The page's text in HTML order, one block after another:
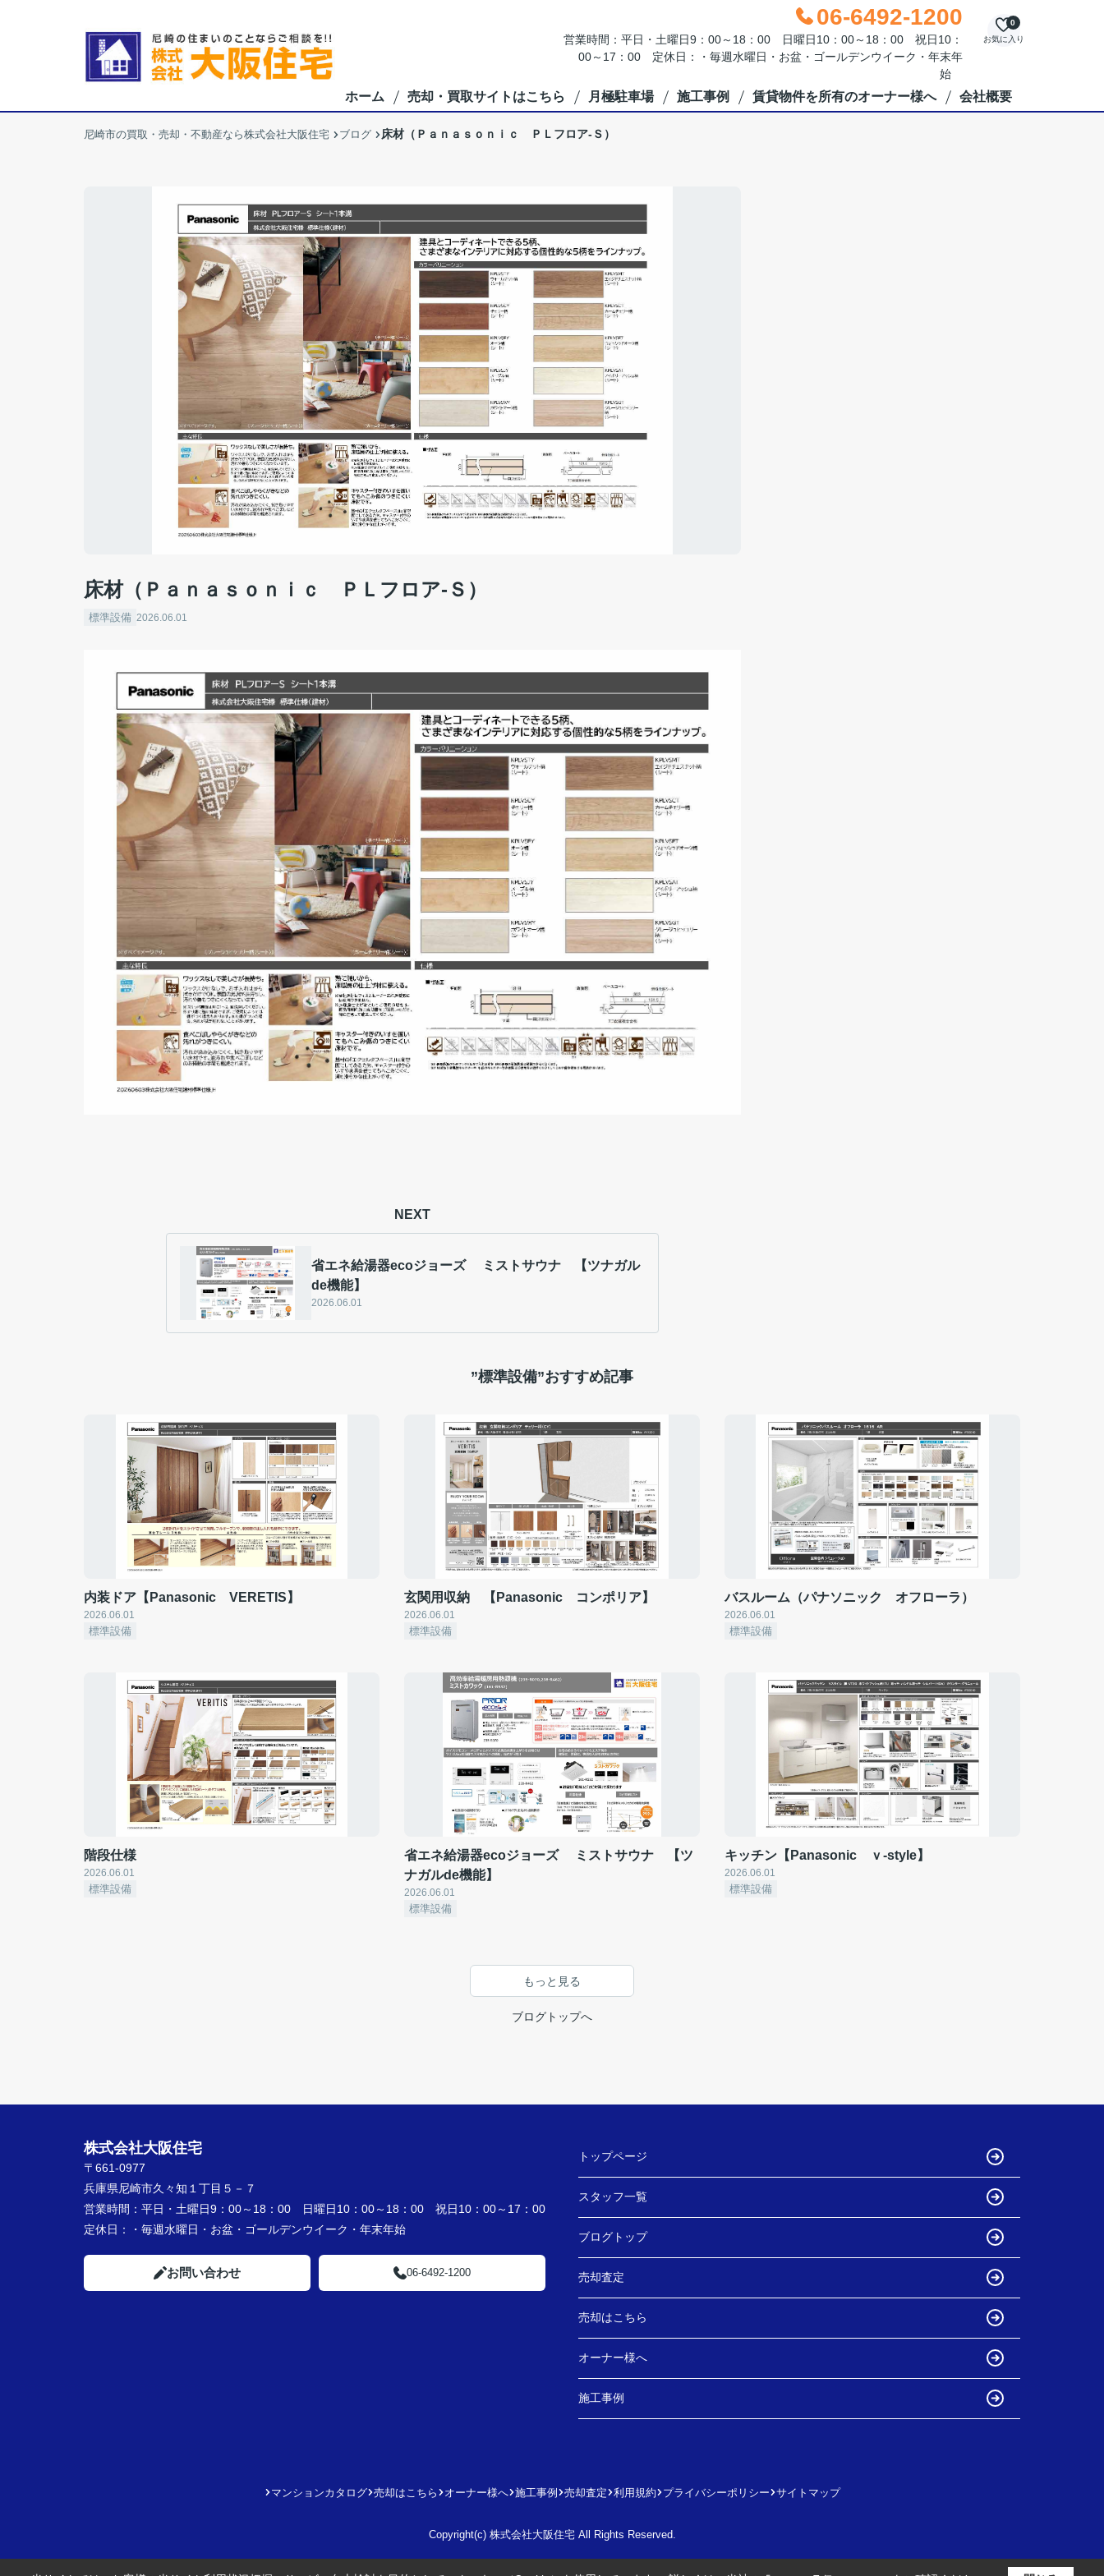
06-6492-1200
営業時間：平日・土曜日9：00～18：00 日曜日10：00～18：00 祝日10：
00～17：00 定休日：・毎週水曜日・お盆・ゴールデンウイーク・年末年
始
お気に入り
0
ホーム 売却・買取サイトはこちら 月極駐車場 施工事例 賃貸物件を所有のオーナー様へ 会社概要
尼崎市の買取・売却・不動産なら株式会社大阪住宅 ブログ 床材（Ｐａｎａｓｏｎｉｃ ＰＬフロア-Ｓ）
床材（Ｐａｎａｓｏｎｉｃ ＰＬフロア-Ｓ）
標準設備 2026.06.01
NEXT
省エネ給湯器ecoジョーズ ミストサウナ 【ツナガル
de機能】
2026.06.01
”標準設備”おすすめ記事
内装ドア【Panasonic VERETIS】
2026.06.01
標準設備
玄関用収納 【Panasonic コンポリア】
2026.06.01
標準設備
バスルーム（パナソニック オフローラ）
2026.06.01
標準設備
階段仕様
2026.06.01
標準設備
省エネ給湯器ecoジョーズ ミストサウナ 【ツ
ナガルde機能】
2026.06.01
標準設備
キッチン【Panasonic ｖ-style】
2026.06.01
標準設備
もっと見る
ブログトップへ
株式会社大阪住宅
〒661-0977
兵庫県尼崎市久々知１丁目５－７
営業時間： 平日・土曜日9：00～18：00 日曜日10：00～18：00 祝日10：00～17：00
定休日：
・毎週水曜日・お盆・ゴールデンウイーク・年末年始
お問い合わせ 06-6492-1200
トップページ
スタッフ一覧
ブログトップ
売却査定
売却はこちら
オーナー様へ
施工事例
マンションカタログ 売却はこちら オーナー様へ 施工事例 売却査定 利用規約 プライバシーポリシー サイトマップ
Copyright(c) 株式会社大阪住宅 All Rights Reserved.